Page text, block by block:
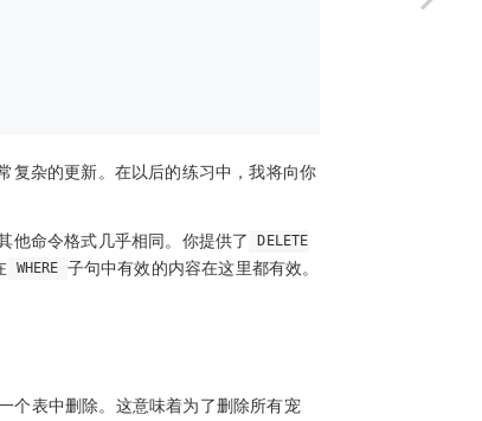
复杂的更新。在以后的练习中，我将向你
他命令格式几乎相同。你提供了
DELETE
WHERE 子句中有效的内容在这里都有效。
个表中删除。这意味着为了删除所有宠